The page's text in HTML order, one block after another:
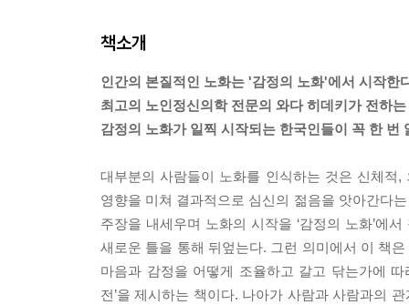
책소개
인간의 본질적인 노화는 '감정의 노화'에서 시작한
최고의 노인정신의학 전문의 와다 히데키가 전하는
감정의 노화가 일찍 시작되는 한국인들이 꼭 한 번
대부분의 사람들이 노화를 인식하는 것은 신체적
영향을 미쳐 결과적으로 심신의 젊음을 앗아간다
주장을 내세우며 노화의 시작을 ‘감정의 노화’에
새로운 틀을 통해 뒤엎는다. 그런 의미에서 이 책
마음과 감정을 어떻게 조율하고 갈고 닦는가에
전’을 제시하는 책이다. 나아가 사람과 사람과의